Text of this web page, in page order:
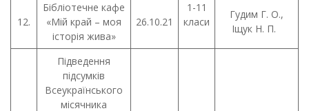
12.
Бібліотечне кафе
«Мій край – моя
історія жива»
26.10.21
1-11
класи
Гудим Г. О.,
Іщук Н. П.
Підведення
підсумків
Всеукраїнського
місячника